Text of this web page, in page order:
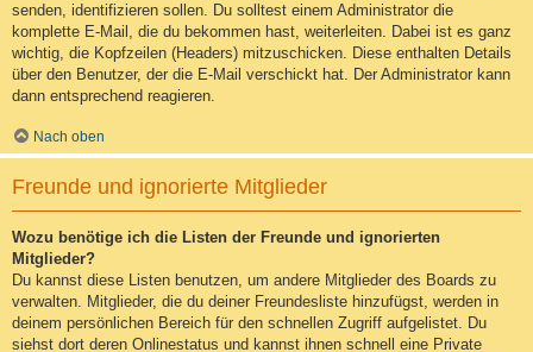
senden, identifizieren sollen. Du solltest einem Administrator die
komplette E-Mail, die du bekommen hast, weiterleiten. Dabei ist es ganz
wichtig, die Kopfzeilen (Headers) mitzuschicken. Diese enthalten Details
über den Benutzer, der die E-Mail verschickt hat. Der Administrator kann
dann entsprechend reagieren.
Nach oben
Freunde und ignorierte Mitglieder
Wozu benötige ich die Listen der Freunde und ignorierten
Mitglieder?
Du kannst diese Listen benutzen, um andere Mitglieder des Boards zu
verwalten. Mitglieder, die du deiner Freundesliste hinzufügst, werden in
deinem persönlichen Bereich für den schnellen Zugriff aufgelistet. Du
siehst dort deren Onlinestatus und kannst ihnen schnell eine Private